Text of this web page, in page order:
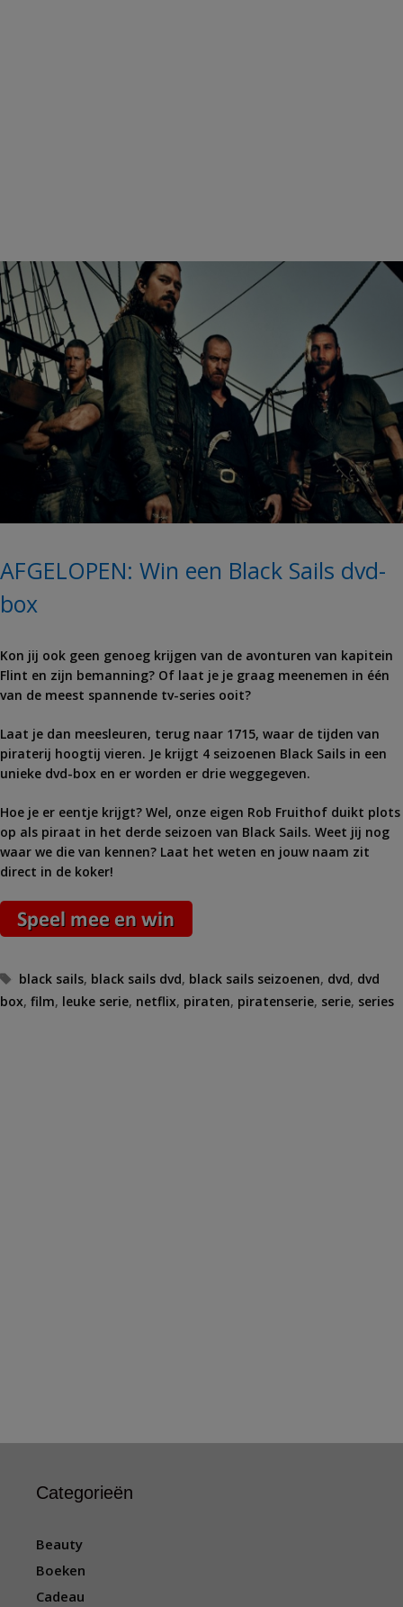
AFGELOPEN: Win een Black Sails dvd-
box
Kon jij ook geen genoeg krijgen van de avonturen van kapitein
Flint en zijn bemanning? Of laat je je graag meenemen in één
van de meest spannende tv-series ooit?
Laat je dan meesleuren, terug naar 1715, waar de tijden van
piraterij hoogtij vieren. Je krijgt 4 seizoenen Black Sails in een
unieke dvd-box en er worden er drie weggegeven.
Hoe je er eentje krijgt? Wel, onze eigen Rob Fruithof duikt plots
op als piraat in het derde seizoen van Black Sails. Weet jij nog
waar we die van kennen? Laat het weten en jouw naam zit
direct in de koker!
Tags
black sails, black sails dvd, black sails seizoenen, dvd, dvd
box, film, leuke serie, netflix, piraten, piratenserie, serie, series
Categorieën
Beauty
Boeken
Cadeau